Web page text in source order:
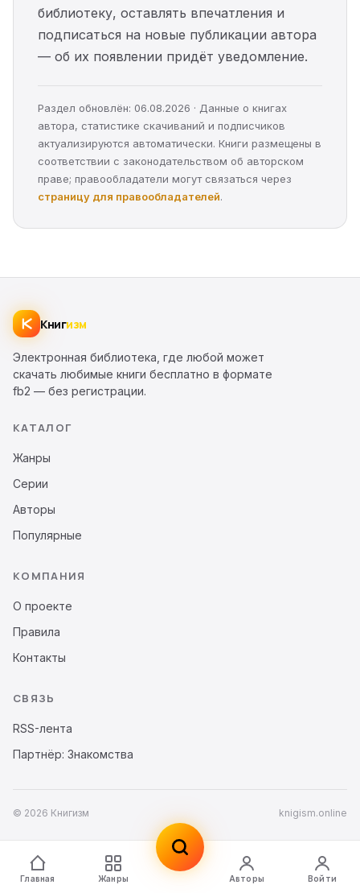
библиотеку, оставлять впечатления и
подписаться на новые публикации автора
— об их появлении придёт уведомление.
Раздел обновлён: 06.08.2026 · Данные о книгах
автора, статистике скачиваний и подписчиков
актуализируются автоматически. Книги размещены в
соответствии с законодательством об авторском
праве; правообладатели могут связаться через
страницу для правообладателей.
Главная Жанры Авторы Войти
Книгизм
Электронная библиотека, где любой может
скачать любимые книги бесплатно в формате
fb2 — без регистрации.
КАТАЛОГ
Жанры
Серии
Авторы
Популярные
КОМПАНИЯ
О проекте
Правила
Контакты
СВЯЗЬ
RSS-лента
Партнёр: Знакомства
© 2026 Книгизм knigism.online